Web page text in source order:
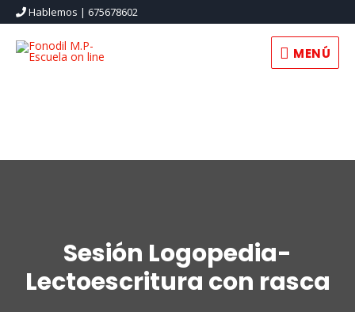
Hablemos | 675678602
MENÚ
Sesión Logopedia-
Lectoescritura con rasca